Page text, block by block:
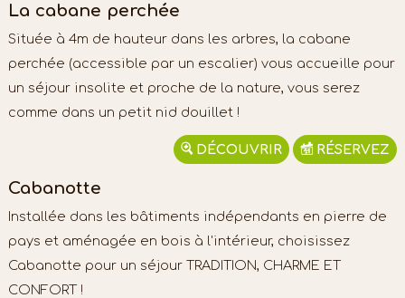
La cabane perchée
Située à 4m de hauteur dans les arbres, la cabane
perchée (accessible par un escalier) vous accueille pour
un séjour insolite et proche de la nature, vous serez
comme dans un petit nid douillet !
DÉCOUVRIR RÉSERVEZ
Cabanotte
Installée dans les bâtiments indépendants en pierre de
pays et aménagée en bois à l'intérieur, choisissez
Cabanotte pour un séjour TRADITION, CHARME ET
CONFORT !